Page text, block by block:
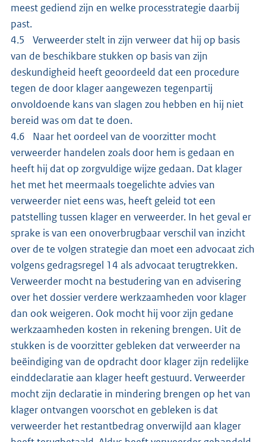
meest gediend zijn en welke processtrategie daarbij
past.
4.5 Verweerder stelt in zijn verweer dat hij op basis
van de beschikbare stukken op basis van zijn
deskundigheid heeft geoordeeld dat een procedure
tegen de door klager aangewezen tegenpartij
onvoldoende kans van slagen zou hebben en hij niet
bereid was om dat te doen.
4.6 Naar het oordeel van de voorzitter mocht
verweerder handelen zoals door hem is gedaan en
heeft hij dat op zorgvuldige wijze gedaan. Dat klager
het met het meermaals toegelichte advies van
verweerder niet eens was, heeft geleid tot een
patstelling tussen klager en verweerder. In het geval er
sprake is van een onoverbrugbaar verschil van inzicht
over de te volgen strategie dan moet een advocaat zich
volgens gedragsregel 14 als advocaat terugtrekken.
Verweerder mocht na bestudering van en advisering
over het dossier verdere werkzaamheden voor klager
dan ook weigeren. Ook mocht hij voor zijn gedane
werkzaamheden kosten in rekening brengen. Uit de
stukken is de voorzitter gebleken dat verweerder na
beëindiging van de opdracht door klager zijn redelijke
einddeclaratie aan klager heeft gestuurd. Verweerder
mocht zijn declaratie in mindering brengen op het van
klager ontvangen voorschot en gebleken is dat
verweerder het restantbedrag onverwijld aan klager